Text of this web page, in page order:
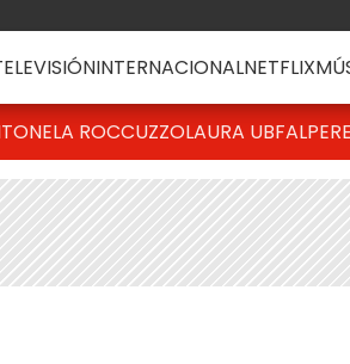
INTERNACIONALNETFLIX
ROCCUZZOLAURA UBFAL